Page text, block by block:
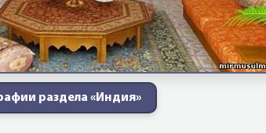
раздела «Индия»